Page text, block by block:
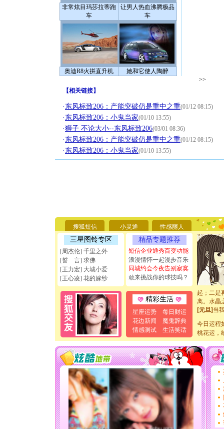
非常炫目玛莎拉蒂跑
车
让男人热血沸腾极品
车
奥迪R8火拼直升机
她和它使人陶醉
>>
【相关链接】
· 东风标致206：产能突破仍是重中之重(01/12 08:15)
· 东风标致206：小鬼当家(01/10 13:55)
·狮子 不论大小--东风标致206(03/01 08:36)
· 东风标致206：产能突破仍是重中之重(01/12 08:15)
· 东风标致206：小鬼当家(01/10 13:55)
搜狐短信 小灵通 性感丽人
三星图铃专区
[周杰伦] 千里之外
[誓 言] 求佛
[王力宏] 大城小爱
[王心凌] 花的嫁纱
精品专题推荐
短信企业通秀百变功能
浪漫情怀一起漫步音乐
同城约会今夜告别寂寞
敢来挑战你的球技吗？
精彩生活
星座运势
每日财运
花边新闻
魔鬼辞典
情感测试
生活笑话
能正大光
天都要快
[圣诞节]
如意,快
[元旦]看
断电。爱
你是我专
[元旦]如
起；二是
离。水晶
[元旦] 当
泣，这痛
卖了。水
[春节]风
颜！冬去
道一声平
[春节]传
片叶子是
送你一
[圣诞节]
你太多
要平安
[圣诞节]
能正大
天都要快
今日运程
桃花运，